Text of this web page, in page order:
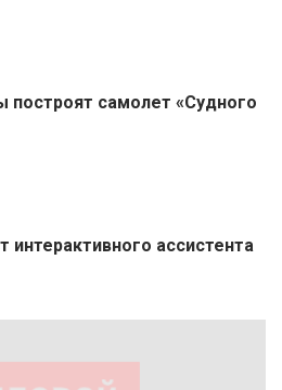
построят самолет «Судного
интерактивного ассистента